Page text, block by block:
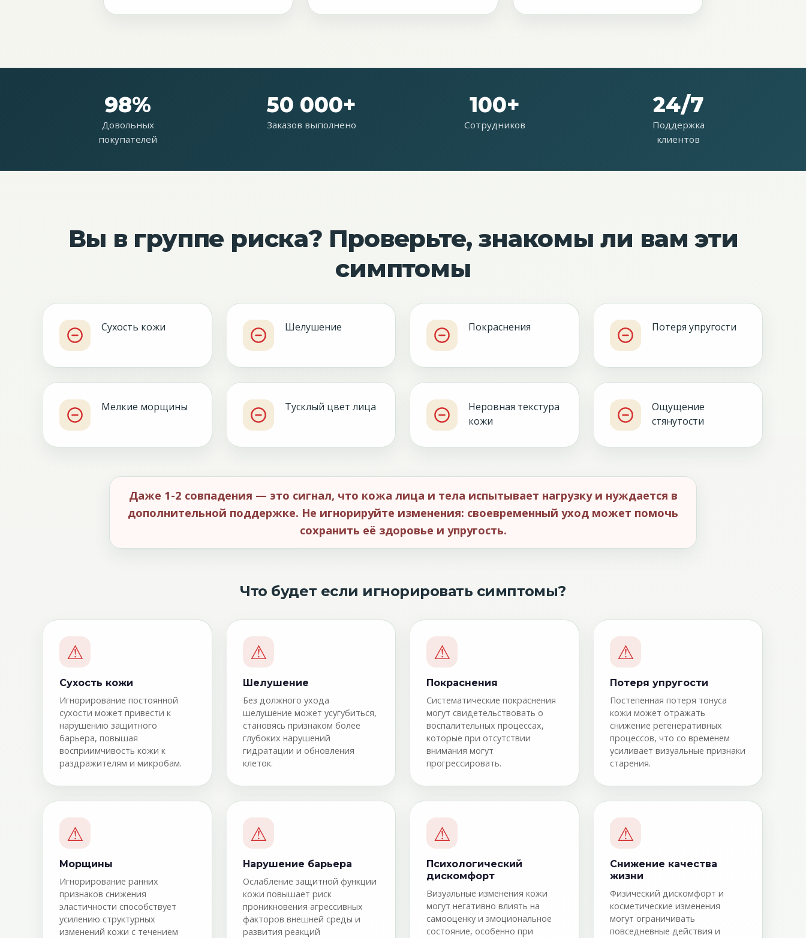
98%
Довольных
покупателей
50 000+
Заказов выполнено
100+
Сотрудников
24/7
Поддержка
клиентов
Вы в группе риска? Проверьте, знакомы ли вам эти
симптомы
Сухость кожи Шелушение Покраснения Потеря упругости
Мелкие морщины Тусклый цвет лица
Неровная текстура
кожи
Ощущение
стянутости
Даже 1-2 совпадения — это сигнал, что кожа лица и тела испытывает нагрузку и нуждается в
дополнительной поддержке. Не игнорируйте изменения: своевременный уход может помочь
сохранить её здоровье и упругость.
Что будет если игнорировать симптомы?
⚠
Сухость кожи
Игнорирование постоянной
сухости может привести к
нарушению защитного
барьера, повышая
восприимчивость кожи к
раздражителям и микробам.
⚠
Шелушение
Без должного ухода
шелушение может усугубиться,
становясь признаком более
глубоких нарушений
гидратации и обновления
клеток.
⚠
Покраснения
Систематические покраснения
могут свидетельствовать о
воспалительных процессах,
которые при отсутствии
внимания могут
прогрессировать.
⚠
Потеря упругости
Постепенная потеря тонуса
кожи может отражать
снижение регенеративных
процессов, что со временем
усиливает визуальные признаки
старения.
⚠
Морщины
Игнорирование ранних
признаков снижения
эластичности способствует
усилению структурных
изменений кожи с течением
⚠
Нарушение барьера
Ослабление защитной функции
кожи повышает риск
проникновения агрессивных
факторов внешней среды и
развития реакций
⚠
Психологический
дискомфорт
Визуальные изменения кожи
могут негативно влиять на
самооценку и эмоциональное
состояние, особенно при
⚠
Снижение качества
жизни
Физический дискомфорт и
косметические изменения
могут ограничивать
повседневные действия и